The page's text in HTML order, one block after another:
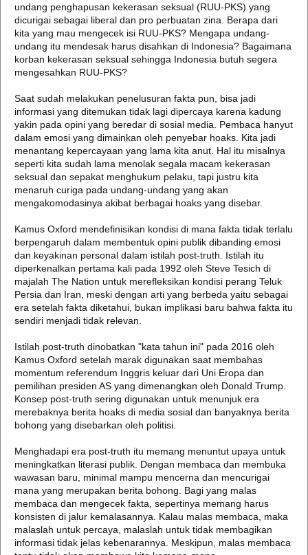
undang penghapusan kekerasan seksual (RUU-PKS) yang
dicurigai sebagai liberal dan pro perbuatan zina. Berapa dari
kita yang mau mengecek isi RUU-PKS? Mengapa undang-
undang itu mendesak harus disahkan di Indonesia? Bagaimana
korban kekerasan seksual sehingga Indonesia butuh segera
mengesahkan RUU-PKS?
Saat sudah melakukan penelusuran fakta pun, bisa jadi
informasi yang ditemukan tidak lagi dipercaya karena kadung
yakin pada opini yang beredar di sosial media. Pembaca hanyut
dalam emosi yang dimainkan oleh penyebar hoaks. Kita jadi
menantang kepercayaan yang lama kita anut. Hal itu misalnya
seperti kita sudah lama menolak segala macam kekerasan
seksual dan sepakat menghukum pelaku, tapi justru kita
menaruh curiga pada undang-undang yang akan
mengakomodasinya akibat berbagai hoaks yang disebar.
Kamus Oxford mendefinisikan kondisi di mana fakta tidak terlalu
berpengaruh dalam membentuk opini publik dibanding emosi
dan keyakinan personal dalam istilah post-truth. Istilah itu
diperkenalkan pertama kali pada 1992 oleh Steve Tesich di
majalah The Nation untuk merefleksikan kondisi perang Teluk
Persia dan Iran, meski dengan arti yang berbeda yaitu sebagai
era setelah fakta diketahui, bukan implikasi baru bahwa fakta itu
sendiri menjadi tidak relevan.
Istilah post-truth dinobatkan "kata tahun ini" pada 2016 oleh
Kamus Oxford setelah marak digunakan saat membahas
momentum referendum Inggris keluar dari Uni Eropa dan
pemilihan presiden AS yang dimenangkan oleh Donald Trump.
Konsep post-truth sering digunakan untuk menunjuk era
merebaknya berita hoaks di media sosial dan banyaknya berita
bohong yang disebarkan oleh politisi.
Menghadapi era post-truth itu memang menuntut upaya untuk
meningkatkan literasi publik. Dengan membaca dan membuka
wawasan baru, minimal mampu mencerna dan mencurigai
mana yang merupakan berita bohong. Bagi yang malas
membaca dan mengecek fakta, sepertinya memang harus
konsisten di jalur kemalasannya. Kalau malas membaca, maka
malaslah untuk percaya, malaslah untuk tidak membagikan
informasi tidak jelas kebenarannya. Meskipun, malas membaca